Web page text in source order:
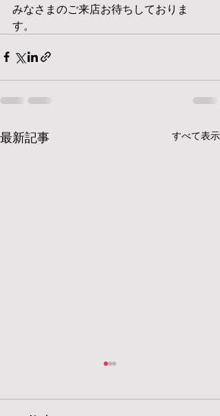
みなさまのご来店お待ちしておりま
す。
最新記事 すべて表示